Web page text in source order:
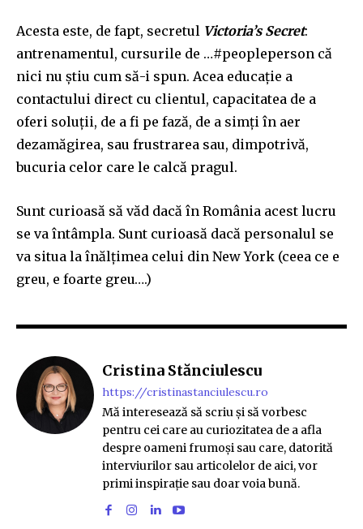
Acesta este, de fapt, secretul Victoria’s Secret:
antrenamentul, cursurile de …#peopleperson că
nici nu știu cum să-i spun. Acea educație a
contactului direct cu clientul, capacitatea de a
oferi soluții, de a fi pe fază, de a simți în aer
dezamăgirea, sau frustrarea sau, dimpotrivă,
bucuria celor care le calcă pragul.
Sunt curioasă să văd dacă în România acest lucru
se va întâmpla. Sunt curioasă dacă personalul se
va situa la înălțimea celui din New York (ceea ce e
greu, e foarte greu….)
Cristina Stănciulescu
https://cristinastanciulescu.ro
Mă interesează să scriu și să vorbesc
pentru cei care au curiozitatea de a afla
despre oameni frumoși sau care, datorită
interviurilor sau articolelor de aici, vor
primi inspirație sau doar voia bună.